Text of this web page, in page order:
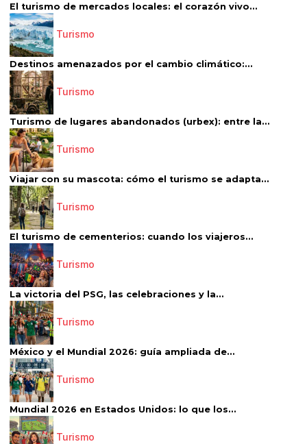
El turismo de mercados locales: el corazón vivo...
Turismo
Destinos amenazados por el cambio climático:...
Turismo
Turismo de lugares abandonados (urbex): entre la...
Turismo
Viajar con su mascota: cómo el turismo se adapta...
Turismo
El turismo de cementerios: cuando los viajeros...
Turismo
La victoria del PSG, las celebraciones y la...
Turismo
México y el Mundial 2026: guía ampliada de...
Turismo
Mundial 2026 en Estados Unidos: lo que los...
Turismo